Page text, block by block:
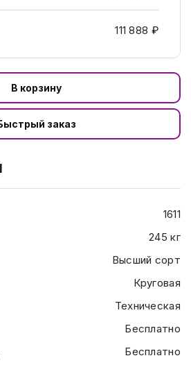
111 888 ₽
В корзину
заказ
1611
245 кг
Высший сорт
Круговая
Техническая
Бесплатно
Бесплатно